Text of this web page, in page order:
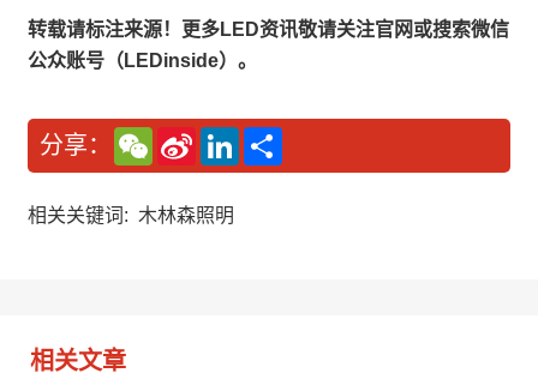
转载请标注来源！更多LED资讯敬请关注官网或搜索微信
公众账号（LEDinside）。
分享：
W
e
C
a
S
n
W
L
n
相关关键词: 木林森照明
相关文章